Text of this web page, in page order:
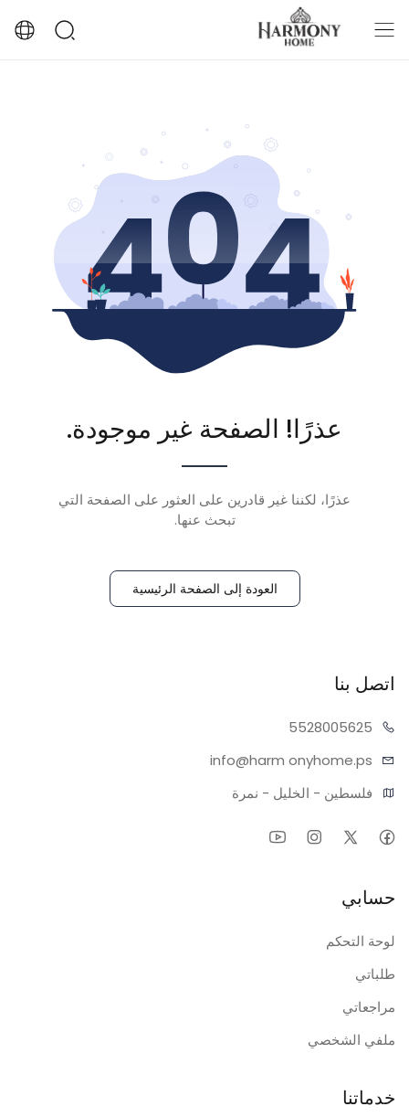
عذرًا! الصفحة غير موجودة.
عذرًا، لكننا غير قادرين على العثور على الصفحة التي
تبحث عنها.
العودة إلى الصفحة الرئيسية
اتصل بنا
05625
55280
info@harm onyhome.ps
فلسطين - الخليل - نمرة
حسابي
لوحة التحكم
طلباتي
مراجعاتي
ملفي الشخصي
خدماتنا